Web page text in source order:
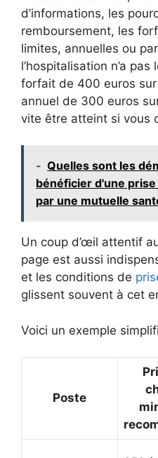
d’informations, les
remboursement, les
limites, annuelles ou
l’hospitalisation n’a pas
forfait de 400 euros sur
annuel de 300 euros
vite être atteint si vous
- Quelles sont les
bénéficier d'une
par une mutuelle
Un coup d’œil attentif
page est aussi
et les conditions de
glissent souvent à cet
Voici un exemple
Poste